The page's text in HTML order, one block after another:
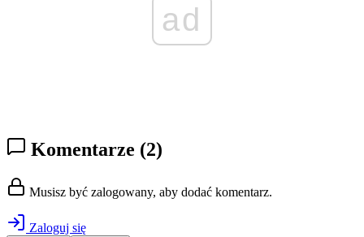
ad
Komentarze (2)
Musisz być zalogowany, aby dodać komentarz.
Zaloguj się